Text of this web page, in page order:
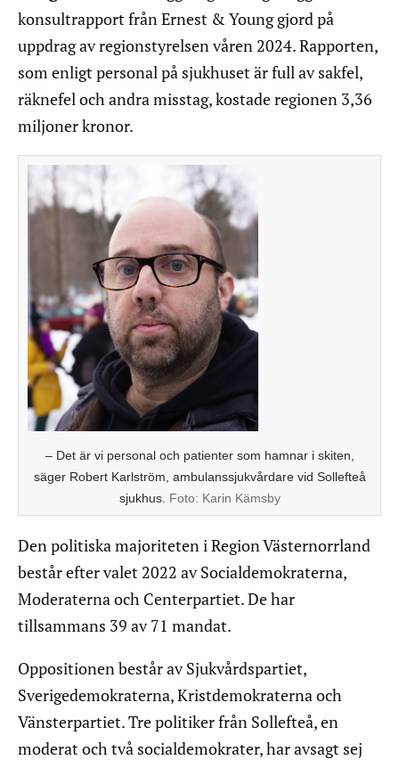
konsultrapport från Ernest & Young gjord på
uppdrag av regionstyrelsen våren 2024. Rapporten,
som enligt personal på sjukhuset är full av sakfel,
räknefel och andra misstag, kostade regionen 3,36
miljoner kronor.
– Det är vi personal och patienter som hamnar i skiten,
säger Robert Karlström, ambulanssjukvårdare vid Sollefteå
sjukhus. Foto: Karin Kämsby
Den politiska majoriteten i Region Västernorrland
består efter valet 2022 av Socialdemokraterna,
Moderaterna och Centerpartiet. De har
tillsammans 39 av 71 mandat.
Oppositionen består av Sjukvårdspartiet,
Sverigedemokraterna, Kristdemokraterna och
Vänsterpartiet. Tre politiker från Sollefteå, en
moderat och två socialdemokrater, har avsagt sej